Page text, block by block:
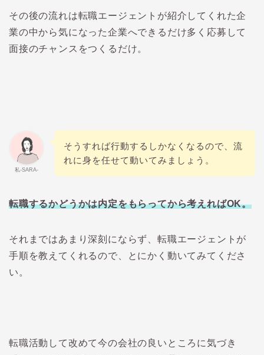
その後の流れは転職エージェントが紹介してくれた企
業の中から気になった企業へできるだけ多く応募して
面接のチャンスをつくるだけ。
私-SARA-
そうすれば行動するしかなくなるので、流
れに身を任せて動いてみましょう。
転職するかどうかは内定をもらってから考えればOK。
それまではあまり深刻にならず、転職エージェントが
手順を教えてくれるので、とにかく動いてみてくださ
い。
転職活動して改めて今の会社の良いところに気づき